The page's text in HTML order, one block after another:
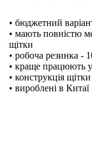
• бюджетний
• мають повністю
щітки
• робоча резинка -
• краще працюють
• конструкція
• вироблені в Китаї